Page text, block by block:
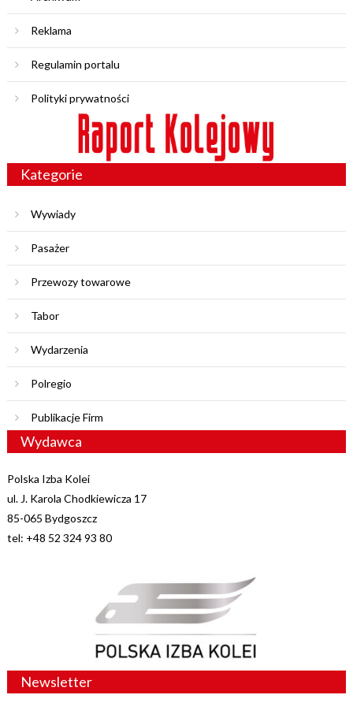
Reklama
Regulamin portalu
Polityki prywatności
Kategorie
Wywiady
Pasażer
Przewozy towarowe
Tabor
Wydarzenia
Polregio
Publikacje Firm
Wydawca
Polska Izba Kolei
ul. J. Karola Chodkiewicza 17
85-065 Bydgoszcz
tel: +48 52 324 93 80
Newsletter